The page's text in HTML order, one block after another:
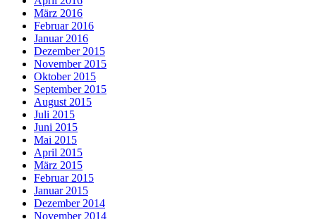
März 2016
Februar 2016
Januar 2016
Dezember 2015
November 2015
Oktober 2015
September 2015
August 2015
Juli 2015
Juni 2015
Mai 2015
April 2015
März 2015
Februar 2015
Januar 2015
Dezember 2014
November 2014